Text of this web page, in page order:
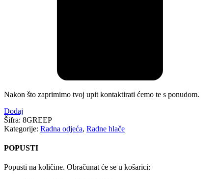
Nakon što zaprimimo tvoj upit kontaktirati ćemo te s ponudom.
Dodaj
Šifra: 8GREEP
Kategorije: Radna odjeća, Radne hlače
POPUSTI
Popusti na količine. Obračunat će se u košarici: